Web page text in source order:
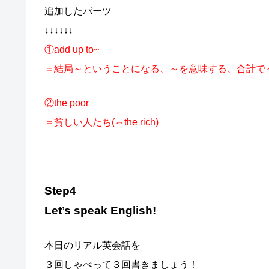
追加したパーツ
↓↓↓↓↓↓
①add up to~
＝結局～ということになる、～を意味する、合計で
②the poor
＝貧しい人たち(⇔the rich)
Step4
Let’s speak English!
本日のリアル英会話を
３回しゃべって３回書きましょう！